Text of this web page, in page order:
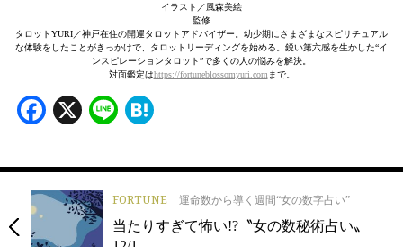
イラスト／風森美絵
監修
タロットYURI／神戸在住の開運タロットアドバイザー。幼少期にさまざまなスピリチュアル
な体験をしたことがきっかけで、タロットリーディングを始める。鋭い第六感を生かした“イ
ンスピレーションタロット”で多くの人の悩みを解決。
対面鑑定はhttps://fortuneblossomyuri.com まで。
Facebook
X Line
FORTUNE 運命数から導く週間“女の数字占い”
当たりすぎて怖い!?〝女の数秘術占い〟